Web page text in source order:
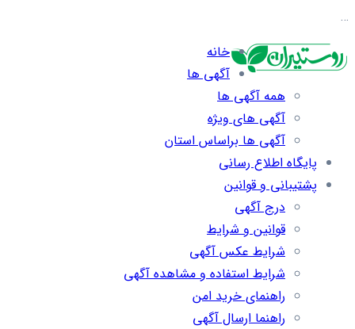
…
خانه
آگهی ها
همه آگهی ها
آگهی های ویژه
آگهی ها براساس استان
پایگاه اطلاع رسانی
پشتیبانی و قوانین
درج آگهی
قوانین و شرایط
شرایط عکس آگهی
شرایط استفاده و مشاهده آگهی
راهنمای خرید امن
راهنما ارسال آگهی